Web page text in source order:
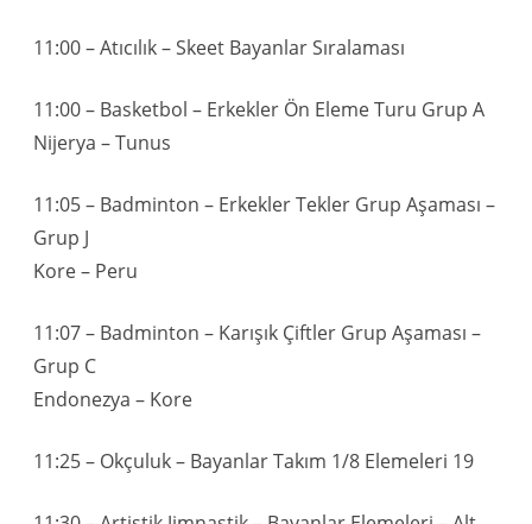
11:00 – Atıcılık – Skeet Bayanlar Sıralaması
11:00 – Basketbol – Erkekler Ön Eleme Turu Grup A
Nijerya – Tunus
11:05 – Badminton – Erkekler Tekler Grup Aşaması –
Grup J
Kore – Peru
11:07 – Badminton – Karışık Çiftler Grup Aşaması –
Grup C
Endonezya – Kore
11:25 – Okçuluk – Bayanlar Takım 1/8 Elemeleri 19